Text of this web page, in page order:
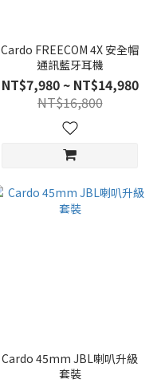
Cardo FREECOM 4X 安全帽
通訊藍牙耳機
NT$7,980 ~ NT$14,980
NT$16,800
Cardo 45mm JBL喇叭升級
套裝